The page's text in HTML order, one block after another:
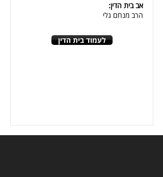
אב בית הדין:
הרב מנחם גלי
לעמוד בית הדין